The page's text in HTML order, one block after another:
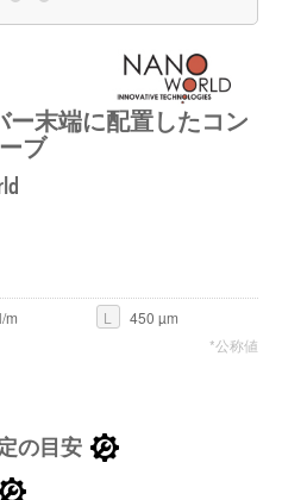
末端に配置したコン
ブ
m L
450 µm
*公称値
の目安